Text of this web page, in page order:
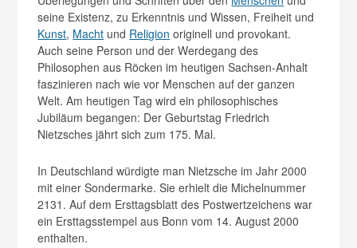
seine Existenz, zu Erkenntnis und Wissen, Freiheit und
Kunst, Macht und Religion originell und provokant.
Auch seine Person und der Werdegang des
Philosophen aus Röcken im heutigen Sachsen-Anhalt
faszinieren nach wie vor Menschen auf der ganzen
Welt. Am heutigen Tag wird ein philosophisches
Jubiläum begangen: Der Geburtstag Friedrich
Nietzsches jährt sich zum 175. Mal.
In Deutschland würdigte man Nietzsche im Jahr 2000
mit einer Sondermarke. Sie erhielt die Michelnummer
2131. Auf dem Ersttagsblatt des Postwertzeichens war
ein Ersttagsstempel aus Bonn vom 14. August 2000
enthalten.